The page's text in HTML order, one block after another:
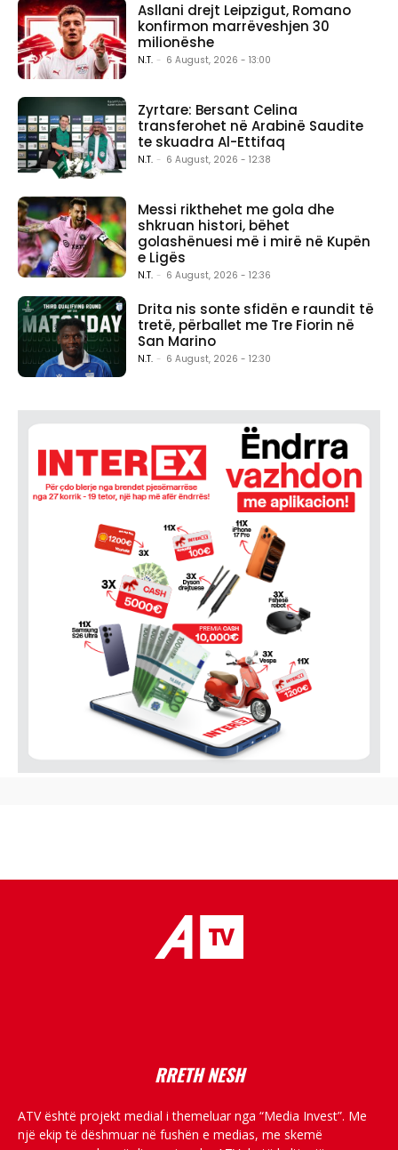
Asllani drejt Leipzigut, Romano
konfirmon marrëveshjen 30
milionëshe
N.T. - 6 August, 2026 - 13:00
Zyrtare: Bersant Celina
transferohet në Arabinë Saudite
te skuadra Al-Ettifaq
N.T. - 6 August, 2026 - 12:38
Messi rikthehet me gola dhe
shkruan histori, bëhet
golashënuesi më i mirë në Kupën
e Ligës
N.T. - 6 August, 2026 - 12:36
Drita nis sonte sfidën e raundit të
tretë, përballet me Tre Fiorin në
San Marino
N.T. - 6 August, 2026 - 12:30
RRETH NESH
ATV është projekt medial i themeluar nga “Media Invest”. Me
një ekip të dëshmuar në fushën e medias, me skemë